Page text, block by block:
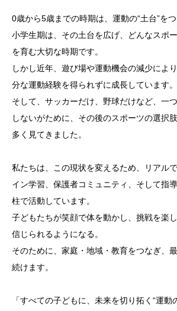
0歳から5歳までの時期は、運動の“土台”をつ
小学生期は、その土台を広げ、どんなスポ
を育む大切な時期です。
しかし近年、遊び場や運動機会の減少によ
分な運動経験を得られずに成長しています。
そして、サッカーだけ、野球だけなど、一
しないがために、その後のスポーツの選択
多く見てきました。
私たちは、この現状を変えるため、リアル
イン学習、保護者コミュニティ、そして指
柱で活動しています。
子どもたちが笑顔で体を動かし、挑戦を楽
信じられるようになる。
そのために、家庭・地域・教育をつなぎ、
続けます。
「すべての子どもに、未来を切り拓く“運動